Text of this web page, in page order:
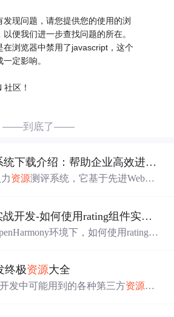
发现问题，请您提供您的使用的浏
便我们进一步查找问题的所在。
在浏览器中禁用了javascript，这个
定影响。
区！
——到底了——
载介绍：帮助企业高效进行员工能力评估与绩效
资源测评系统，它基于先进Web技
绩效打分等场景，还支持定制化，
管理效率。
OpenHarmony实战开发-如何使用rating组件实现星级
环境下，如何使用rating组
终极资源大全
发中可能用到的各种第三方资源，